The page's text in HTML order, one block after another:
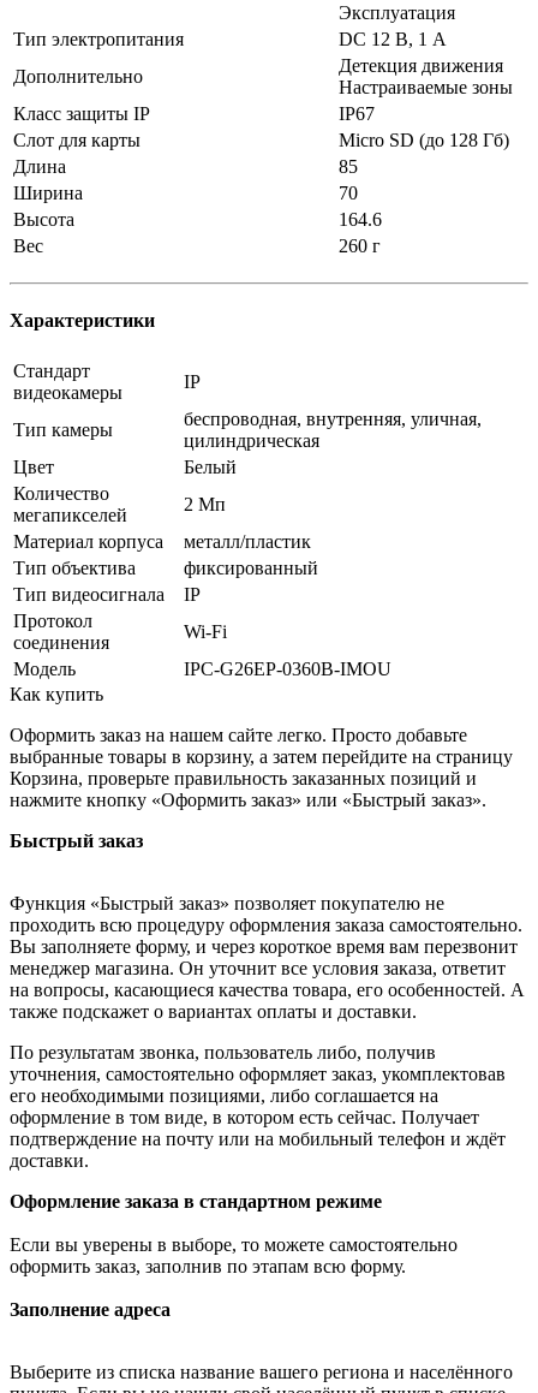
Эксплуатация
Тип электропитания
DC 12 В, 1 А
Дополнительно
Детекция движения
Настраиваемые зоны
Класс защиты IP
IP67
Слот для карты
Micro SD (до 128 Гб)
Длина
85
Ширина
70
Высота
164.6
Вес
260 г
Характеристики
Стандарт
видеокамеры
IP
Тип камеры
беспроводная, внутренняя, уличная,
цилиндрическая
Цвет
Белый
Количество
мегапикселей
2 Мп
Материал корпуса
металл/пластик
Тип объектива
фиксированный
Тип видеосигнала
IP
Протокол
соединения
Wi-Fi
Модель
IPC-G26EP-0360B-IMOU
Как купить
Оформить заказ на нашем сайте легко. Просто добавьте
выбранные товары в корзину, а затем перейдите на страницу
Корзина, проверьте правильность заказанных позиций и
нажмите кнопку «Оформить заказ» или «Быстрый заказ».
Быстрый заказ
Функция «Быстрый заказ» позволяет покупателю не
проходить всю процедуру оформления заказа самостоятельно.
Вы заполняете форму, и через короткое время вам перезвонит
менеджер магазина. Он уточнит все условия заказа, ответит
на вопросы, касающиеся качества товара, его особенностей. А
также подскажет о вариантах оплаты и доставки.
По результатам звонка, пользователь либо, получив
уточнения, самостоятельно оформляет заказ, укомплектовав
его необходимыми позициями, либо соглашается на
оформление в том виде, в котором есть сейчас. Получает
подтверждение на почту или на мобильный телефон и ждёт
доставки.
Оформление заказа в стандартном режиме
Если вы уверены в выборе, то можете самостоятельно
оформить заказ, заполнив по этапам всю форму.
Заполнение адреса
Выберите из списка название вашего региона и населённого